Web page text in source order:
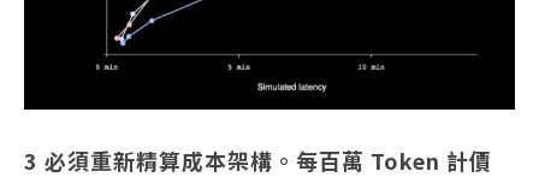
3 必須重新精算成本架構。每百萬 Token 計價